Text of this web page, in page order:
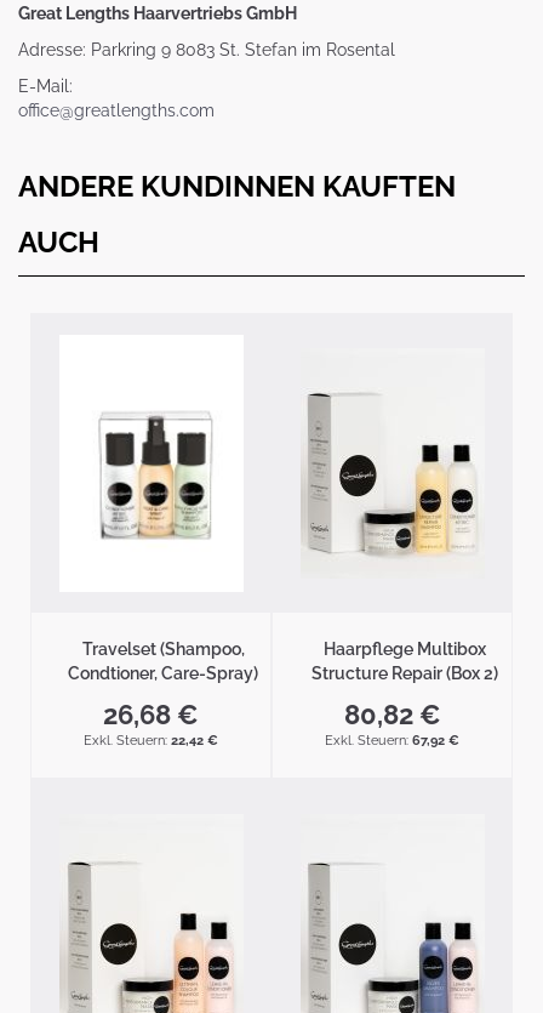
Great Lengths Haarvertriebs GmbH
Adresse: Parkring 9 8083 St. Stefan im Rosental
E-Mail:
office@greatlengths.com
ANDERE KUNDINNEN KAUFTEN
AUCH
Travelset (Shampoo,
Condtioner, Care-Spray)
26,68 €
22,42 €
Haarpflege Multibox
Structure Repair (Box 2)
80,82 €
67,92 €